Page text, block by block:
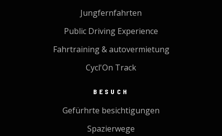
Jungfernfahrten
Public Driving Experience
Fahrtraining & autovermietung
Cycl'On Track
BESUCH
Gefürhrte besichtigungen
Spazierwege